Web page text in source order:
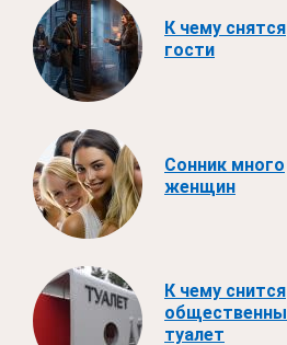
К чему снятся
гости
Сонник много
женщин
К чему снится
туалет